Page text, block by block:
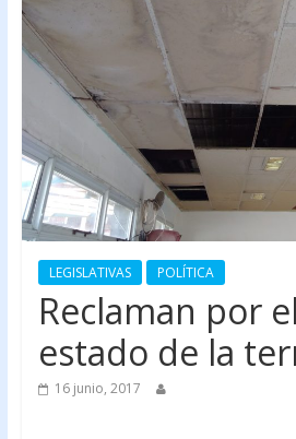
LEGISLATIVAS POLÍTICA
Reclaman por
estado de la
16 junio, 2017